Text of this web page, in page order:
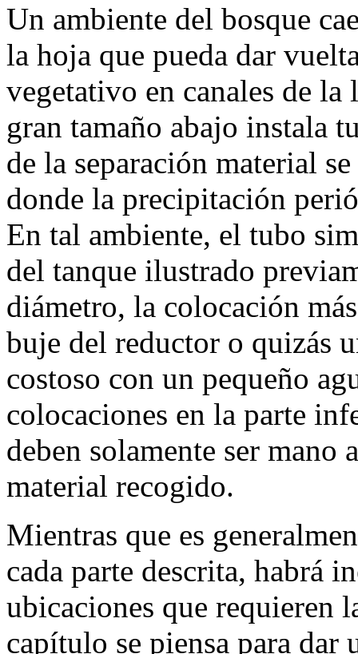
Un ambiente del bosque
la hoja que pueda dar
vegetativo en canales de
gran tamaño abajo instala
de la separación material
donde la precipitación
En tal ambiente, el tubo
del tanque ilustrado
diámetro, la colocación
buje del reductor o quizás
costoso con un pequeño
colocaciones en la parte
deben solamente ser
material recogido.
Mientras que es
cada parte descrita, habrá
ubicaciones que requieren
capítulo se piensa para